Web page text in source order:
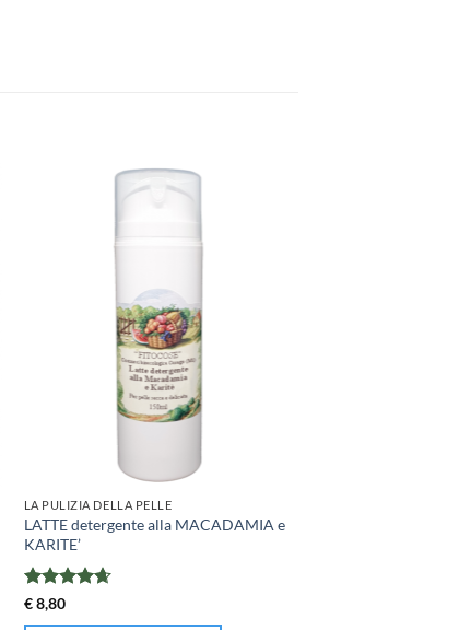
LA PULIZIA DELLA PELLE
LATTE detergente alla MACADAMIA e
KARITE’
Valutato
€8,80